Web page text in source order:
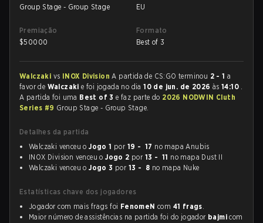
Group Stage - Group Stage
EU
Premiação
$50000
Formato
Best of 3
Walczaki vs INOX DivisionA partida de CS:GO terminou 2 - 1 a
favor de Walczakie foi jogada no dia10 de jun. de 2026 às14:10 .
A partida foi uma Best of 3e faz parte do 2026 NODWIN Cluth
Series #9 Group Stage - Group Stage.
Detalhes da partida
Walczaki venceu oJogo 1 por 19 - 17 no mapa Anubis
INOX Division venceu oJogo 2 por 13 - 11 no mapa Dust II
Walczaki venceu oJogo 3 por 13 - 8 no mapa Nuke
Estatísticas chave dos jogadores
Jogador com mais frags foi FenomeN com 41 frags.
Maior número de assistências na partida foi do jogador bajmi com